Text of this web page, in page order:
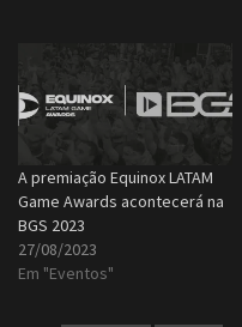
A premiação Equinox LATAM
Game Awards acontecerá na
BGS 2023
27/08/2023
Em "Eventos"